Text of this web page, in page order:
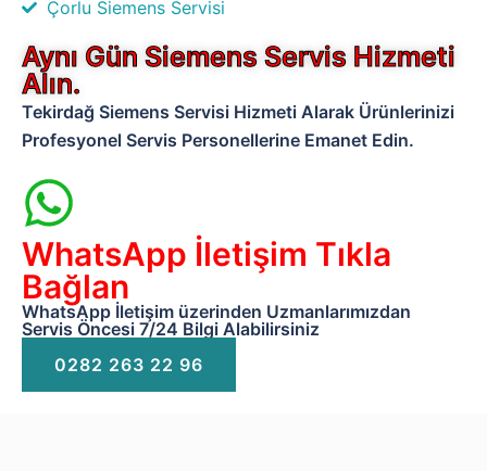
Çorlu Siemens Servisi
Aynı Gün Siemens Servis Hizmeti
Alın.
Tekirdağ Siemens Servisi Hizmeti Alarak Ürünlerinizi
Profesyonel Servis Personellerine Emanet Edin.
WhatsApp İletişim Tıkla
Bağlan
WhatsApp İletişim üzerinden Uzmanlarımızdan
Servis Öncesi 7/24 Bilgi Alabilirsiniz
0282 263 22 96